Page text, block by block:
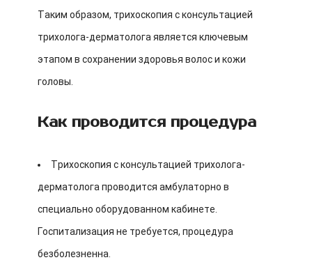
Таким образом, трихоскопия с консультацией
трихолога-дерматолога является ключевым
этапом в сохранении здоровья волос и кожи
головы.
Как проводится процедура
Трихоскопия с консультацией трихолога-
дерматолога проводится амбулаторно в
специально оборудованном кабинете.
Госпитализация не требуется, процедура
безболезненна.